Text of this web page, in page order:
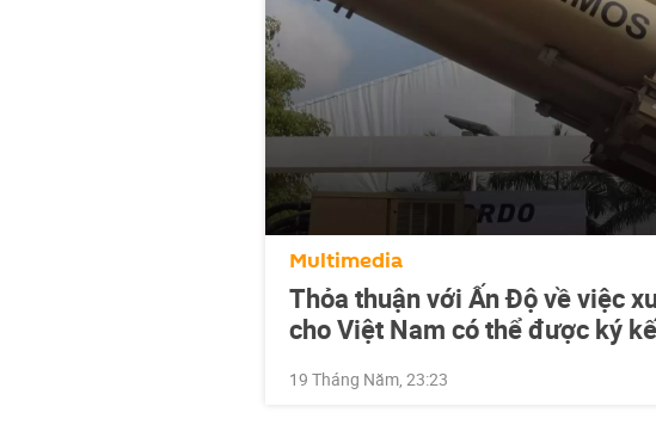
Multimedia
Thỏa thuận với Ấn Độ về việc
cho Việt Nam có thể được ký
19 Tháng Năm, 23:23